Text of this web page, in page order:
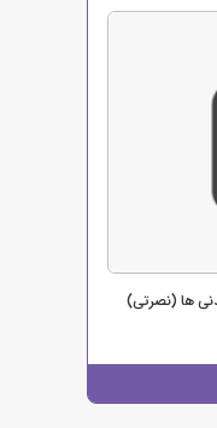
ها (نصرتی)